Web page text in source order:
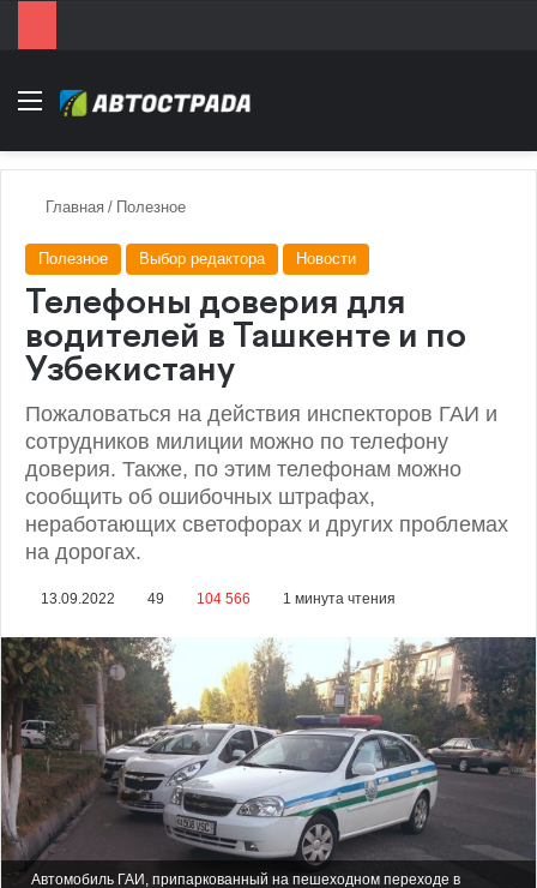
Menu
Главная / Полезное
Полезное Выбор редактора Новости
Телефоны доверия для
водителей в Ташкенте и по
Узбекистану
Пожаловаться на действия инспекторов ГАИ и
сотрудников милиции можно по телефону
доверия. Также, по этим телефонам можно
сообщить об ошибочных штрафах,
неработающих светофорах и других проблемах
на дорогах.
13.09.2022 49 104 566 1 минута чтения
Автомобиль ГАИ, припаркованный на пешеходном переходе в